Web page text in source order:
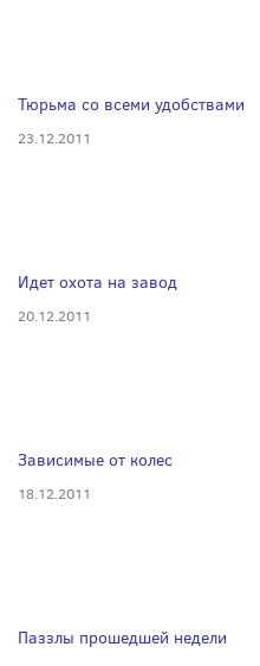
Тюрьма со всеми удобствами
23.12.2011
Идет охота на завод
20.12.2011
Зависимые от колес
18.12.2011
Паззлы прошедшей недели